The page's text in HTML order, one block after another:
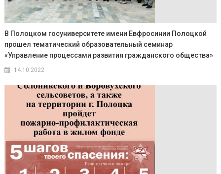
В Полоцком госуниверситете имени Евфросинии Полоцкой
прошел тематический образовательный семинар
«Управление процессами развития гражданского общества»
14.10.2022